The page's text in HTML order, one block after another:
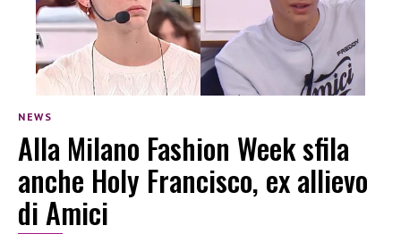
NEWS
Alla Milano Fashion Week sfila
anche Holy Francisco, ex allievo
di Amici